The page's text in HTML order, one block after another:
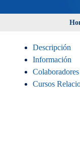
Descripción
Información
Colaboradores
Cursos